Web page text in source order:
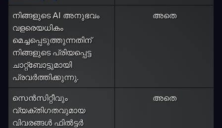
നിങ്ങളുടെ AI അനുഭവം
വളരെയധികം
മെച്ചപ്പെടുത്തുന്നതിന്
നിങ്ങളുടെ പ്രിയപ്പെട്ട
ചാറ്റ്ബോട്ടുമായി
പ്രവർത്തിക്കുന്നു.
അതെ
സെൻസിറ്റീവും
വ്യക്തിഗതവുമായ
വിവരങ്ങൾ ഫിൽട്ടർ
അതെ